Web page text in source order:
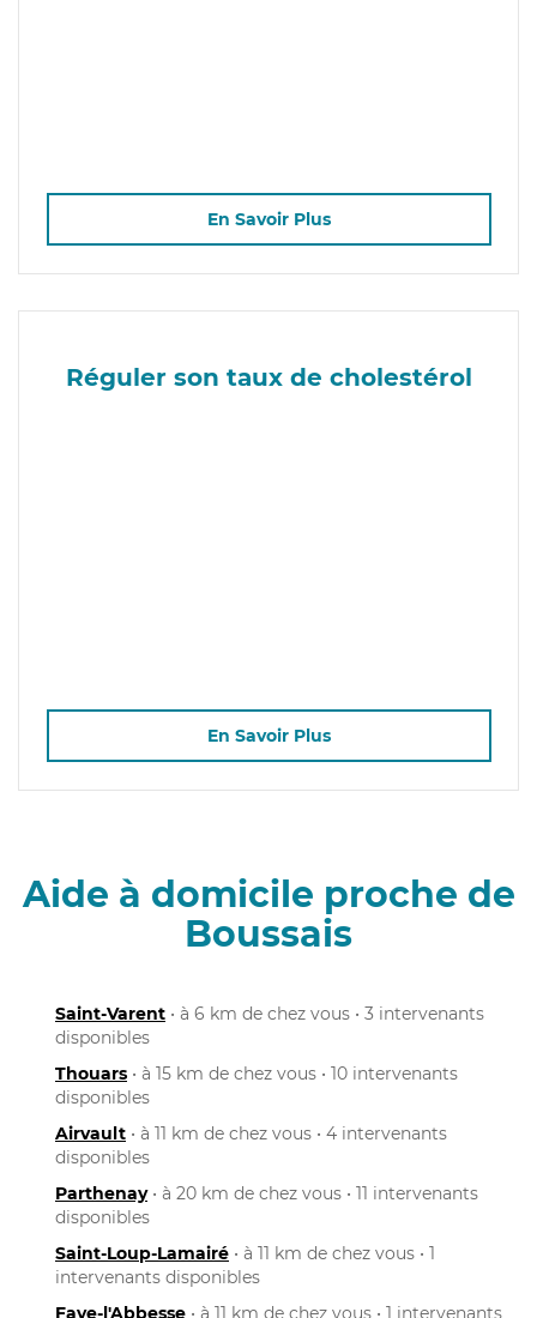
En Savoir Plus
Réguler son taux de cholestérol
En Savoir Plus
Aide à domicile proche de
Boussais
Saint-Varent • à 6 km de chez vous • 3 intervenants
disponibles
Thouars • à 15 km de chez vous • 10 intervenants
disponibles
Airvault • à 11 km de chez vous • 4 intervenants
disponibles
Parthenay• à 20 km de chez vous • 11 intervenants
disponibles
Saint-Loup-Lamairé • à 11 km de chez vous • 1
intervenants disponibles
Faye-l'Abbesse • à 11 km de chez vous • 1 intervenants